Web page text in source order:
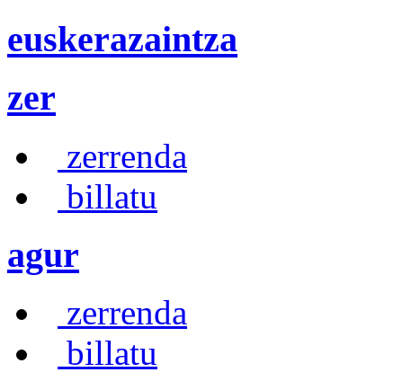
euskerazaintza
zer
zerrenda
billatu
agur
zerrenda
billatu